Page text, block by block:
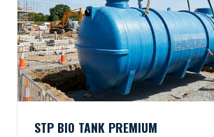
STP BIO TANK PREMIUM